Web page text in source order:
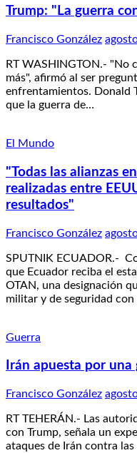
Trump: "La guerra
Francisco González
RT WASHINGTON.- "No
más", afirmó al ser
enfrentamientos. Donald
que la guerra de…
El Mundo
"Todas las alianzas
realizadas entre
resultados"
Francisco González
SPUTNIK ECUADOR.-
que Ecuador reciba el
OTAN, una designación
militar y de seguridad
Guerra
Irán apuesta por una
Francisco González
RT TEHERÁN.- Las
con Trump, señala un
ataques de Irán contra